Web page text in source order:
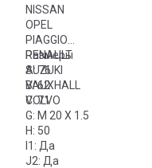
NISSAN
OPEL
PIAGGIO
RENAULT
SUZUKI
VAUXHALL
VOLVO
Размеры
A: 76
B: 62
C: 71
G: M 20 X 1.5
H: 50
I1: Да
J2: Да